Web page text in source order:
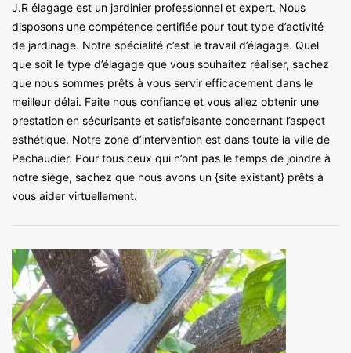
J.R élagage est un jardinier professionnel et expert. Nous
disposons une compétence certifiée pour tout type d’activité
de jardinage. Notre spécialité c’est le travail d’élagage. Quel
que soit le type d’élagage que vous souhaitez réaliser, sachez
que nous sommes prêts à vous servir efficacement dans le
meilleur délai. Faite nous confiance et vous allez obtenir une
prestation en sécurisante et satisfaisante concernant l’aspect
esthétique. Notre zone d’intervention est dans toute la ville de
Pechaudier. Pour tous ceux qui n’ont pas le temps de joindre à
notre siège, sachez que nous avons un {site existant} prêts à
vous aider virtuellement.